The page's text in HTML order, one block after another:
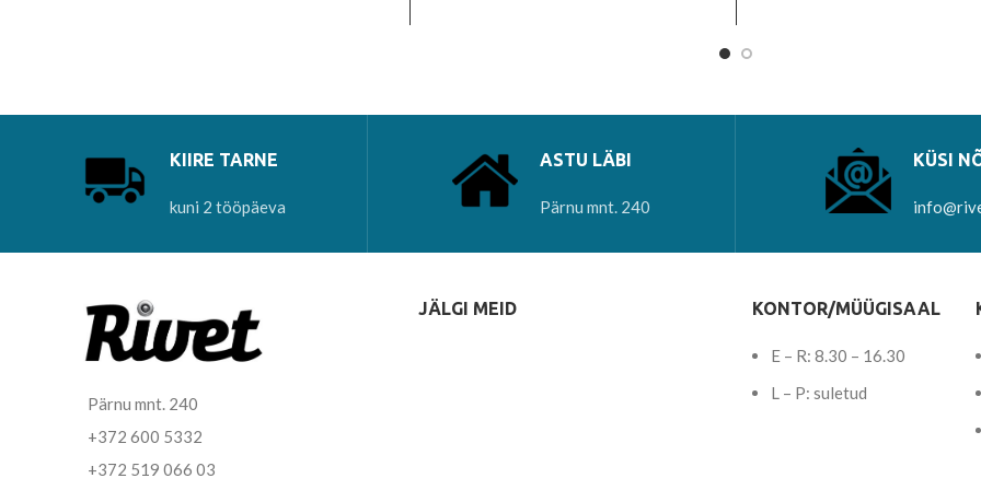
KIIRE TARNE
kuni 2 tööpäeva
ASTU LÄBI
Pärnu mnt. 240
KÜSI
Pärnu mnt. 240
+372 600 5332
+372 519 066 03
JÄLGI MEID KONTOR/MÜÜGISAAL
E – R: 8.30 – 16.30
L – P: suletud